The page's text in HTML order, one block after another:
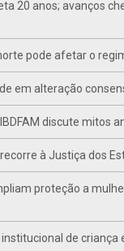
20 anos; avanços
pode afetar o
em alteração
discute mitos
à Justiça dos
proteção a
de criança